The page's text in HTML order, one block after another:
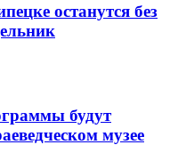
останутся без
будут
музее